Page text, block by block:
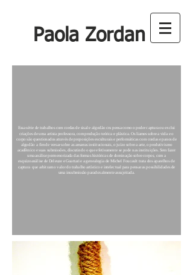
Paola Zordan
Essa série de trabalhos com cordas de sisal e algodão cru pensa como o poder captura ou exclui
criações de uma artista professora, com produção teórica e plástica. Os liames sobre a vida e o
corpo são questionados através de proposições esculturais e performáticas com cordas e panos de
algodão a fim de versar sobre as amarras institucionais, o juízo sobre a arte, o produtivismo
acadêmico e suas submissões, discutindo o que efetivamente se pode nas instituições. Sem fazer
uma análise pormenorizada das formas históricas de dominação sobre corpos, com a
esquizoanálise de Deleuze e Guattari e a genealogia de Michel Foucault trata dos aparelhos de
captura que arbitram o valor do trabalho artístico e intelectual para pensar as possibilidades de
uma insubmissão paradoxalmente assujeitada.